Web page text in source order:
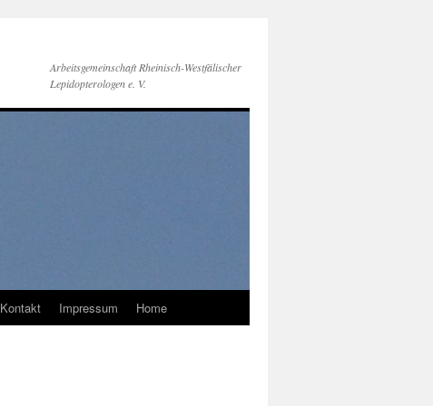
Arbeitsgemeinschaft Rheinisch-Westfälischer
Lepidopterologen e. V.
Kontakt Impressum Home